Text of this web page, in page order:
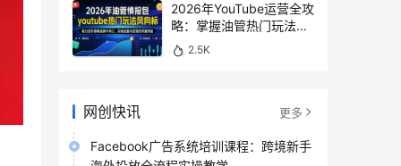
2026年YouTube运营全攻
略：掌握油管热门玩法风
向标，实现流量变现双重
突破
2.5K
网创快讯 更多
Facebook广告系统培训课程：跨境新手